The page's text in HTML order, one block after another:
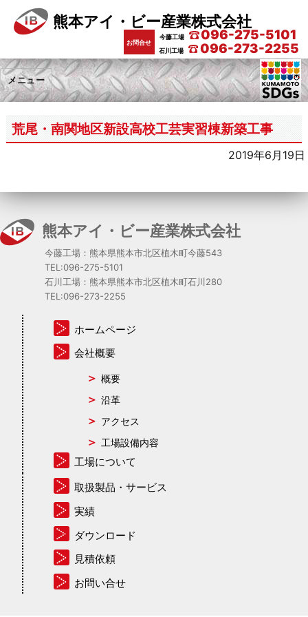
熊本アイ・ビー産業株式会社
お問合せ
今藤工場 096-275-5101
石川工場 096-273-2255
メニュー
荒尾・南関地区新設高校工芸実習棟新築工事
2019年6月19日
熊本アイ・ビー産業株式会社
今藤工場：熊本県熊本市北区植木町今藤543
TEL:096-275-5101
石川工場：熊本県熊本市北区植木町石川280
TEL:096-273-2255
ホームページ
会社概要
概要
沿革
アクセス
工場設備内容
工場について
取扱製品・サービス
実績
ダウンロード
見積依頼
お問い合せ